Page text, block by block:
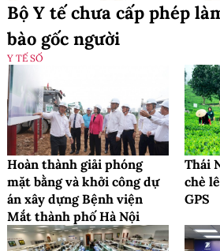
Bộ Y tế chưa cấp phép
bào gốc người
Y TẾ SỐ
Hoàn thành giải phóng
mặt bằng và khởi công dự
án xây dựng Bệnh viện
Mắt thành phố Hà Nội
Thái
chè
GPS